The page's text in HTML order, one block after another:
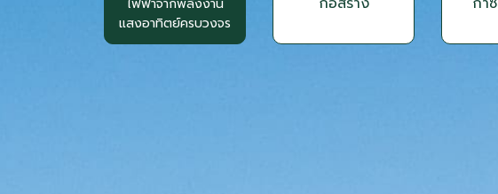
ไฟฟ้าจากพลังงาน
แสงอาทิตย์ครบวงจร